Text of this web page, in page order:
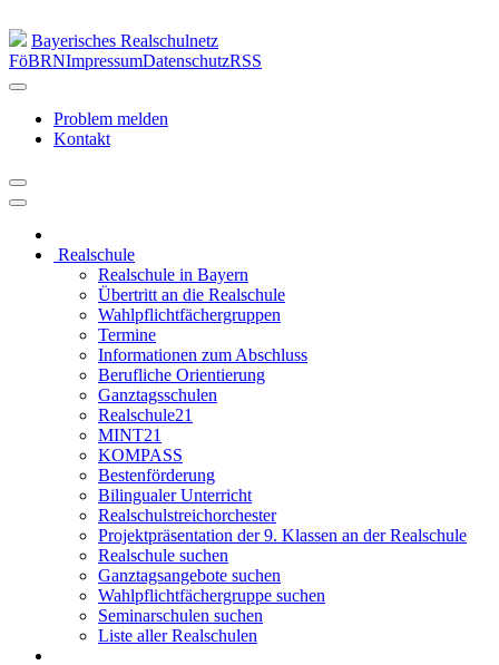
Bayerisches Realschulnetz
FöBRNImpressumDatenschutzRSS
Problem melden
Kontakt
Realschule
Realschule in Bayern
Übertritt an die Realschule
Wahlpflichtfächergruppen
Termine
Informationen zum Abschluss
Berufliche Orientierung
Ganztagsschulen
Realschule21
MINT21
KOMPASS
Bestenförderung
Bilingualer Unterricht
Realschulstreichorchester
Projektpräsentation der 9. Klassen an der Realschule
Realschule suchen
Ganztagsangebote suchen
Wahlpflichtfächergruppe suchen
Seminarschulen suchen
Liste aller Realschulen